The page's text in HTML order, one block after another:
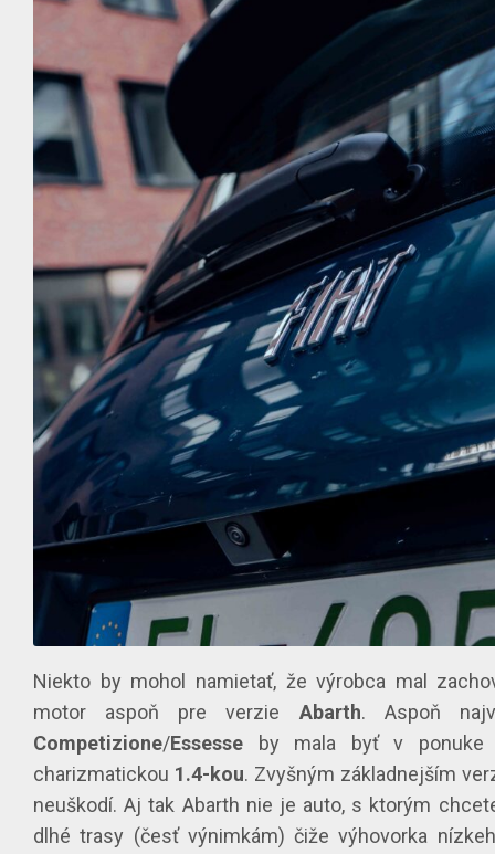
Niekto by mohol namietať, že výrobca mal
motor aspoň pre verzie Abarth. Aspoň
Competizione/Essesse by mala byť v ponuke
charizmatickou 1.4-kou. Zvyšným základnejším
neuškodí. Aj tak Abarth nie je auto, s ktorým
dlhé trasy (česť výnimkám) čiže výhovorka